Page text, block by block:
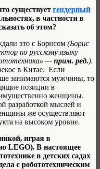
существует гендерный
в частности в
об этом?
это с Борисом (Борис
по русскому языку
—прим. ред.).
в Китае. Если
занимаются мужчины, то
позиции в
женщины.
разработкой мыслей и
же осуществляют
на высоком уровне.
играя в
LEGO). В настоящее
в детских садах
с робототехническим